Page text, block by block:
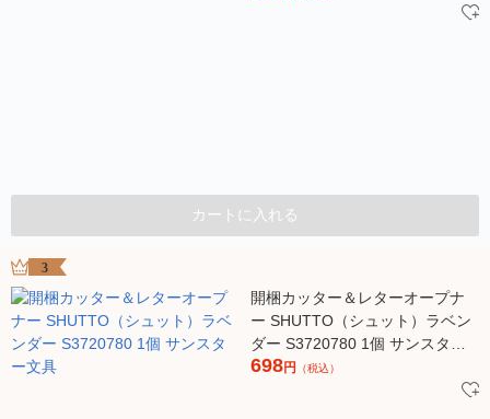
カートに入れる
3
開梱カッター＆レターオープナ
ー SHUTTO（シュット）ラベン
ダー S3720780 1個 サンスター
文具
698円 （税込）